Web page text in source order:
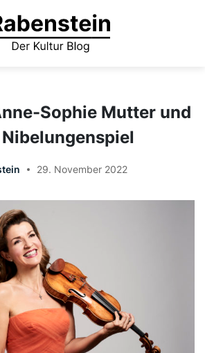
Sophie Mutter und
29. November 2022